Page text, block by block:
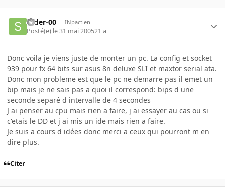
slider-00 INpactien
Posté(e) le 31 mai 200521 a
Donc voila je viens juste de monter un pc. La config et socket
939 pour fx 64 bits sur asus 8n deluxe SLI et maxtor serial ata.
Donc mon probleme est que le pc ne demarre pas il emet un
bip mais je ne sais pas a quoi il correspond: bips d une
seconde separé d intervalle de 4 secondes
J ai penser au cpu mais rien a faire, j ai essayer au cas ou si
c'etais le DD et j ai mis un ide mais rien a faire.
Je suis a cours d idées donc merci a ceux qui pourront m en
dire plus.
Citer